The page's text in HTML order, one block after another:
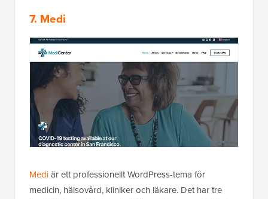
7. Medi
Mediär ett professionellt WordPress-tema för
medicin, hälsovård, kliniker och läkare. Det har tre